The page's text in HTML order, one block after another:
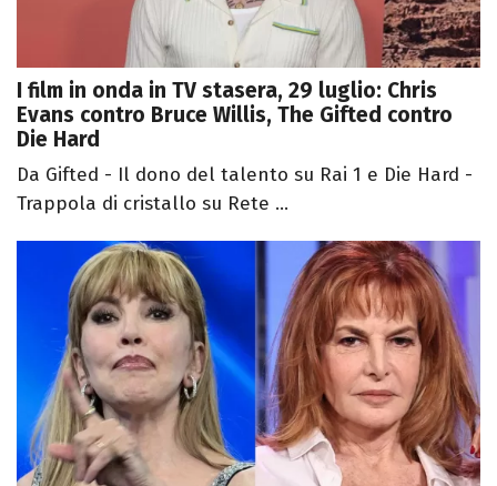
I film in onda in TV stasera, 29 luglio: Chris
Evans contro Bruce Willis, The Gifted contro
Die Hard
Da Gifted - Il dono del talento su Rai 1 e Die Hard -
Trappola di cristallo su Rete ...